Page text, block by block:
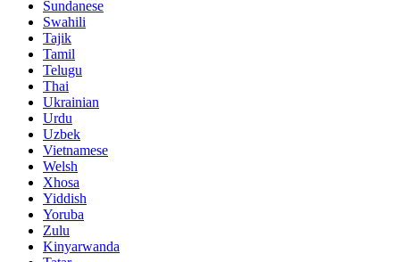
Sundanese
Swahili
Tajik
Tamil
Telugu
Thai
Ukrainian
Urdu
Uzbek
Vietnamese
Welsh
Xhosa
Yiddish
Yoruba
Zulu
Kinyarwanda